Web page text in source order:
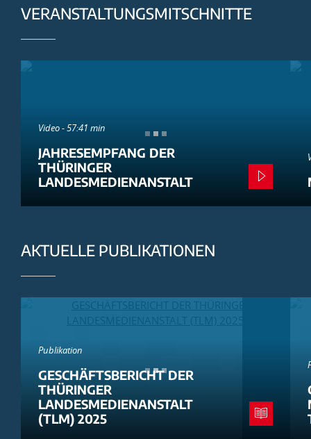
VERANSTALTUNGSMITSCHNITTE
Video - 57:41 min
JAHRESEMPFANG DER
THÜRINGER
LANDESMEDIENANSTALT
AKTUELLE PUBLIKATIONEN
Publikation
GESCHÄFTSBERICHT DER
THÜRINGER
LANDESMEDIENANSTALT
(TLM) 2025